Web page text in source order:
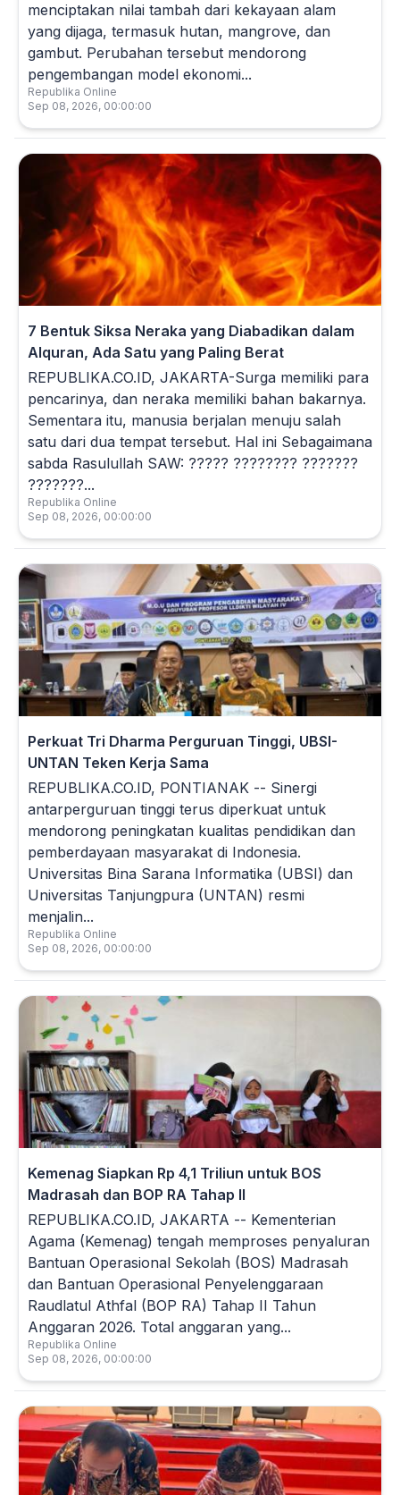
menciptakan nilai tambah dari kekayaan alam
yang dijaga, termasuk hutan, mangrove, dan
gambut. Perubahan tersebut mendorong
pengembangan model ekonomi...
Republika Online
Sep 08, 2026, 00:00:00
7 Bentuk Siksa Neraka yang Diabadikan dalam
Alquran, Ada Satu yang Paling Berat
REPUBLIKA.CO.ID, JAKARTA-Surga memiliki para
pencarinya, dan neraka memiliki bahan bakarnya.
Sementara itu, manusia berjalan menuju salah
satu dari dua tempat tersebut. Hal ini Sebagaimana
sabda Rasulullah SAW: ????? ???????? ???????
???????...
Republika Online
Sep 08, 2026, 00:00:00
Perkuat Tri Dharma Perguruan Tinggi, UBSI-
UNTAN Teken Kerja Sama
REPUBLIKA.CO.ID, PONTIANAK -- Sinergi
antarperguruan tinggi terus diperkuat untuk
mendorong peningkatan kualitas pendidikan dan
pemberdayaan masyarakat di Indonesia.
Universitas Bina Sarana Informatika (UBSI) dan
Universitas Tanjungpura (UNTAN) resmi
menjalin...
Republika Online
Sep 08, 2026, 00:00:00
Kemenag Siapkan Rp 4,1 Triliun untuk BOS
Madrasah dan BOP RA Tahap II
REPUBLIKA.CO.ID, JAKARTA -- Kementerian
Agama (Kemenag) tengah memproses penyaluran
Bantuan Operasional Sekolah (BOS) Madrasah
dan Bantuan Operasional Penyelenggaraan
Raudlatul Athfal (BOP RA) Tahap II Tahun
Anggaran 2026. Total anggaran yang...
Republika Online
Sep 08, 2026, 00:00:00